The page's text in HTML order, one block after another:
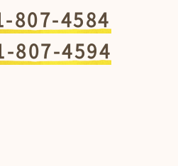
807-4584
807-4594